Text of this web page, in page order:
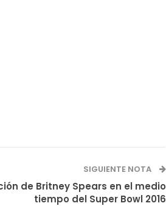
SIGUIENTE NOTA
de Britney Spears en el medio
tiempo del Super Bowl 2016